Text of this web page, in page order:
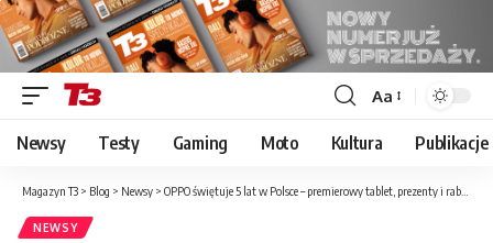
Font
Resizer
Aa
Newsy Testy Gaming Moto Kultura Publikacje
Magazyn T3 > Blog > Newsy > OPPO świętuje 5 lat w Polsce – premierowy tablet, prezenty i rabaty na wybrane produkty
NEWSY